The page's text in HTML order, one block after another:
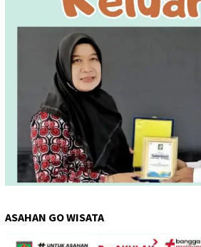
ASAHAN GO WISATA
Pemutar